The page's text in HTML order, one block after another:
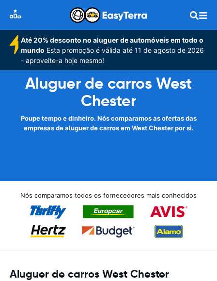
Até 20% desconto no aluguer de automóveis em todo o
mundo Esta promoção é válida até 11 de agosto de 2026
- aproveite-a hoje mesmo!
Aluguer de carros West
Chester
Poupe tempo e dinheiro. Nós comparamos as ofertas das
empresas de aluguer de carros em West Chester por si.
Nós comparamos todos os fornecedores mais conhecidos
Aluguer de carros West Chester